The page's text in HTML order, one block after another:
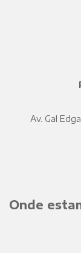
Av. Gal
Onde